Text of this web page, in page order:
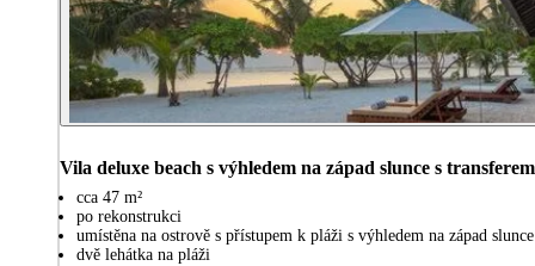
Vila deluxe beach s výhledem na západ slunce s
cca 47 m²
po rekonstrukci
umístěna na ostrově s přístupem k pláži s výhledem na západ slunce
dvě lehátka na pláži